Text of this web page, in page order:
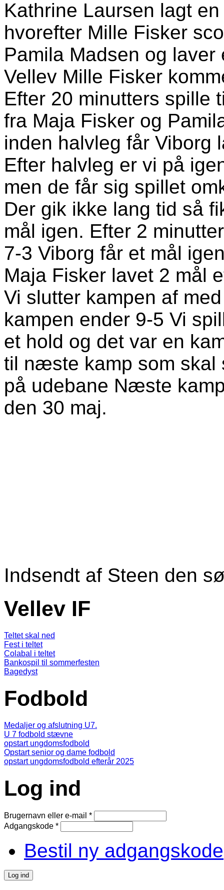
Kathrine Laursen lagt
hvorefter Mille Fisker
Pamila Madsen og
Vellev Mille Fisker
Efter 20 minutters spille
fra Maja Fisker og
inden halvleg får Viborg
Efter halvleg er vi på
men de får sig spillet
Der gik ikke lang tid så
mål igen. Efter 2
7-3 Viborg får et mål
Maja Fisker lavet 2 mål
Vi slutter kampen af
kampen ender 9-5 Vi
et hold og det var en
til næste kamp som skal
på udebane Næste
den 30 maj.
Indsendt af Steen den
Vellev IF
Teltet skal ned
Fest i teltet
Colabal i teltet
Bankospil til sommerfesten
Bagedyst
Fodbold
Medaljer og afslutning U7.
U 7 fodbold stævne
opstart ungdomsfodbold
Opstart senior og dame fodbold
opstart ungdomsfodbold efterår 2025
Log ind
Brugernavn eller e-mail *
Adgangskode *
Bestil ny adgangskode